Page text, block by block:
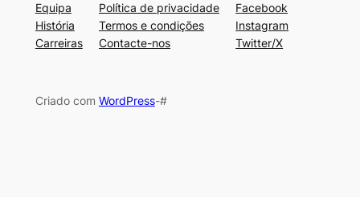
Equipa
História
Carreiras
Política de privacidade
Termos e condições
Contacte-nos
Facebook
Instagram
Twitter/X
Criado com WordPress-#